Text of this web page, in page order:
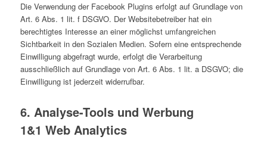
Die Verwendung der Facebook Plugins erfolgt auf Grundlage von
Art. 6 Abs. 1 lit. f DSGVO. Der Websitebetreiber hat ein
berechtigtes Interesse an einer möglichst umfangreichen
Sichtbarkeit in den Sozialen Medien. Sofern eine entsprechende
Einwilligung abgefragt wurde, erfolgt die Verarbeitung
ausschließlich auf Grundlage von Art. 6 Abs. 1 lit. a DSGVO; die
Einwilligung ist jederzeit widerrufbar.
6. Analyse-Tools und Werbung
1&1 Web Analytics